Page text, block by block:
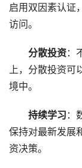
启用双因素认证
访问。
分散投资：
上，分散投资可
境中。
持续学习 ：
保持对最新发展
资决策。